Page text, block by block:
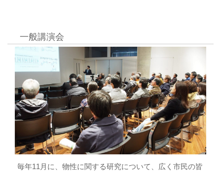
一般講演会
毎年11月に、物性に関する研究について、広く市民の皆